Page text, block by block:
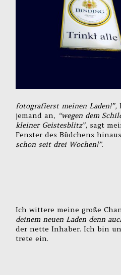
fotografierst meinen Laden!”,
jemand an, “wegen dem
kleiner Geistesblitz”, sagt
Fenster des Büdchens
schon seit drei Wochen!”.
Ich wittere meine große
deinem neuen Laden denn
der nette Inhaber. Ich bin
trete ein.